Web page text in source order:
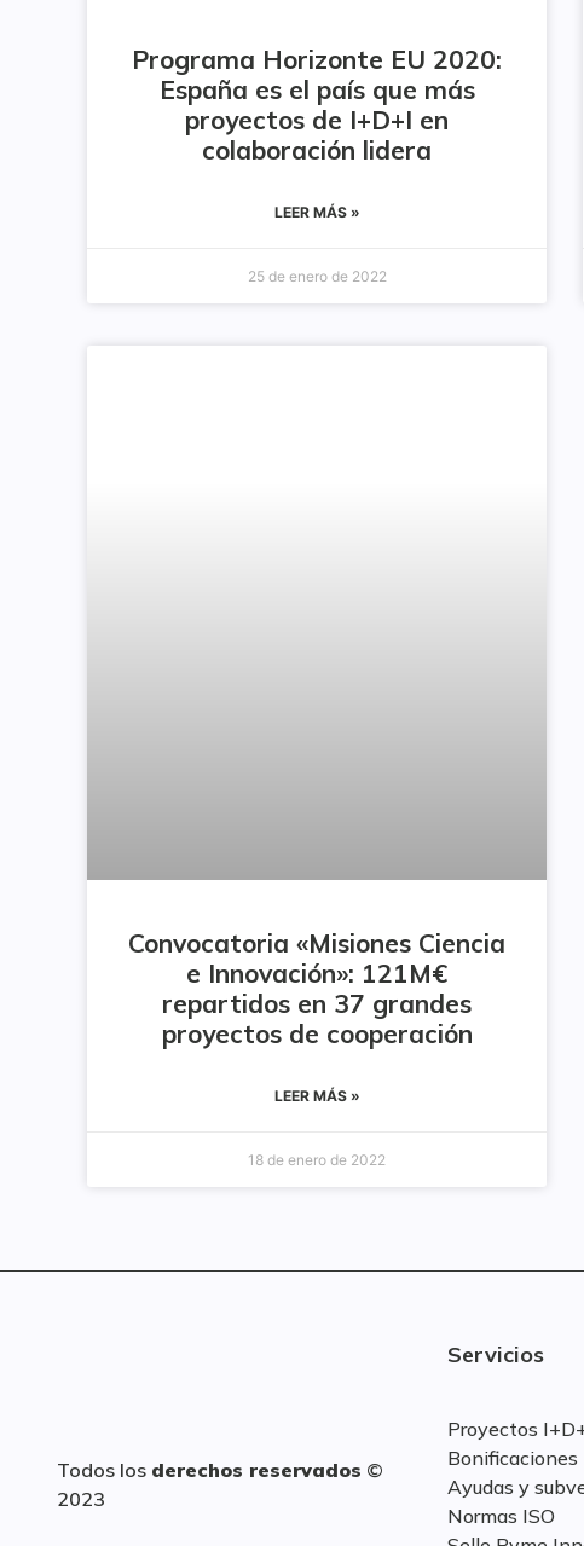
Programa Horizonte EU 2020:
España es el país que más
proyectos de I+D+I en
colaboración lidera
LEER MÁS »
25 de enero de 2022
Convocatoria «Misiones Ciencia
e Innovación»: 121M€
repartidos en 37 grandes
proyectos de cooperación
LEER MÁS »
18 de enero de 2022
Todos los derechos reservados ©
2023
Servicios
Proyectos
Bonificaciones
Ayudas y
Normas ISO